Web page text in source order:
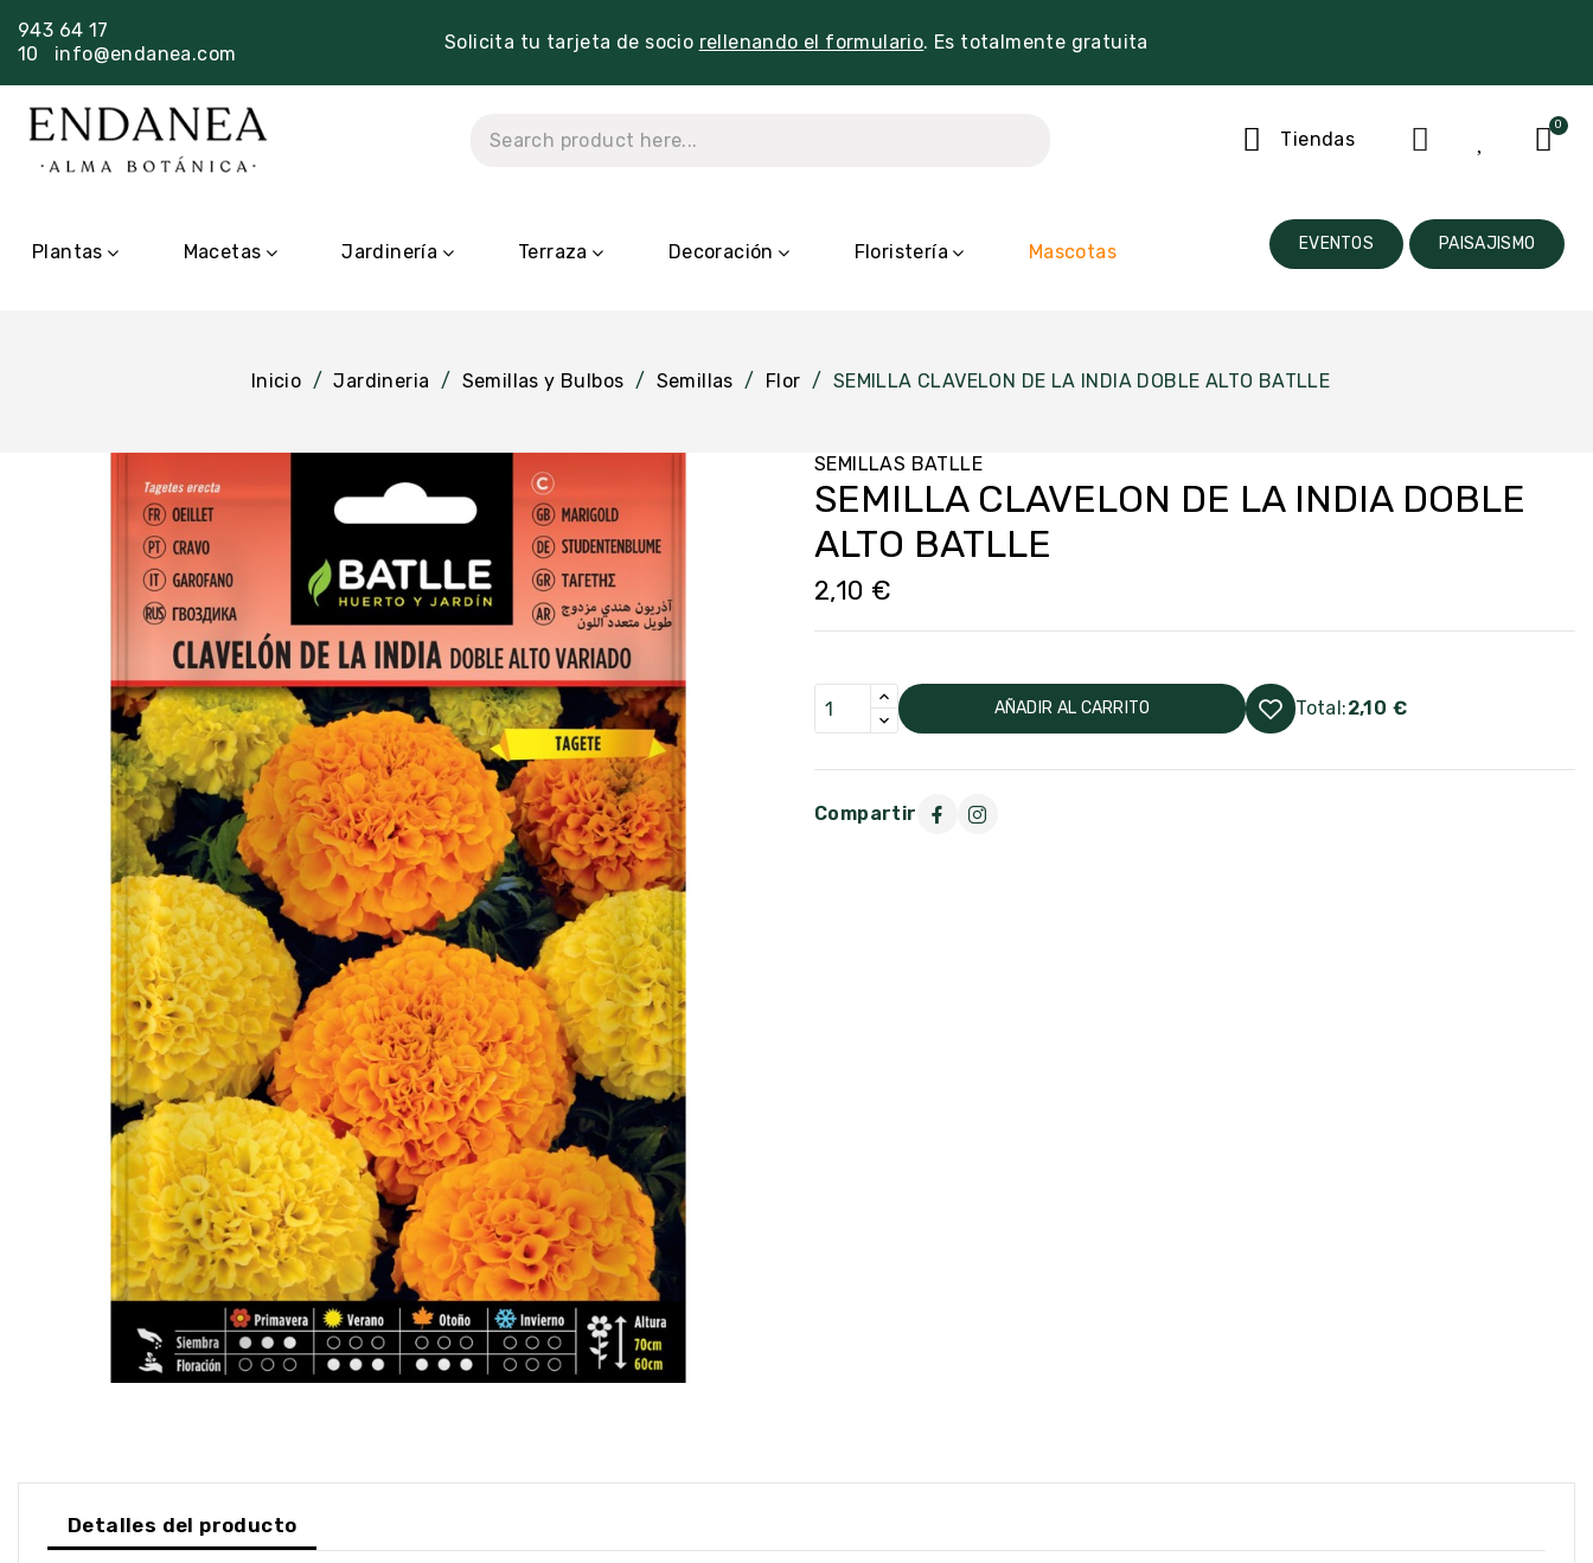
943 64 17
10
info@endanea.com
Solicita tu tarjeta de socio rellenando el formulario. Es totalmente gratuita
Tiendas
Plantas Macetas Jardinería Terraza Decoración Floristería Mascotas EVENTOS PAISAJISMO
Inicio Jardineria Semillas y Bulbos Semillas Flor SEMILLA CLAVELON DE LA INDIA DOBLE ALTO BATLLE
SEMILLAS BATLLE
SEMILLA CLAVELON DE LA INDIA DOBLE
ALTO BATLLE
2,10 €
AÑADIR AL CARRITO Total:2,10 €
Compartir
Detalles del producto